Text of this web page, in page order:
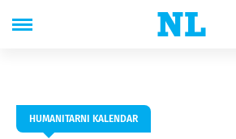
HUMANITARNI KALENDAR